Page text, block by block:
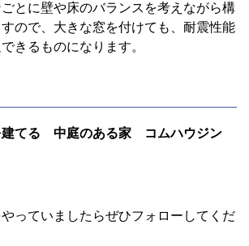
とに壁や床のバランスを考えながら構
ので、大きな窓を付けても、耐震性能
きるものになります。
建てる 中庭のある家 コムハウジン
っていましたらぜひフォローしてくだ